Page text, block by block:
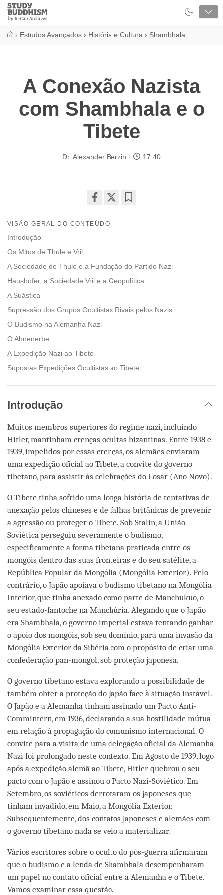
Close
Study
Buddhism
› Estudos Avançados › História e Cultura › Shambhala
A Conexão Nazista
com Shambhala e o
Tibete
Dr. Alexander Berzin 17:40
on
VISÃO GERAL DO CONTEÚDO
Introdução
Os Mitos de Thule e Vril
A Sociedade de Thule e a Fundação do Partido Nazi
Haushofer, a Sociedade Vril e a Geopolítica
A Suástica
Supressão dos Grupos Ocultistas Rivais pelos Nazis
O Budismo na Alemanha Nazi
O Ahnenerbe
A Expedição Nazi ao Tibete
Supostas Expedições Ocultistas ao Tibete
Introdução
Muitos membros superiores do regime nazi, incluindo
Hitler, mantinham crenças ocultas bizantinas. Entre 1938 e
1939, impelidos por essas crenças, os alemães enviaram
uma expedição oficial ao Tibete, a convite do governo
tibetano, para assistir às celebrações do Losar (Ano Novo).
O Tibete tinha sofrido uma longa história de tentativas de
anexação pelos chineses e de falhas britânicas de prevenir
a agressão ou proteger o Tibete. Sob Stalin, a União
Soviética perseguiu severamente o budismo,
especificamente a forma tibetana praticada entre os
mongóis dentro das suas fronteiras e do seu satélite, a
República Popular da Mongólia (Mongólia Exterior). Pelo
contrário, o Japão apoiava o budismo tibetano na Mongólia
Interior, que tinha anexado como parte de Manchukuo, o
seu estado-fantoche na Manchúria. Alegando que o Japão
era Shambhala, o governo imperial estava tentando ganhar
o apoio dos mongóis, sob seu domínio, para uma invasão da
Mongólia Exterior da Sibéria com o propósito de criar uma
confederação pan-mongol, sob proteção japonesa.
O governo tibetano estava explorando a possibilidade de
também obter a proteção do Japão face à situação instável.
O Japão e a Alemanha tinham assinado um Pacto Anti-
Commintern, em 1936, declarando a sua hostilidade mútua
em relação à propagação do comunismo internacional. O
convite para a visita de uma delegação oficial da Alemanha
Nazi foi prolongado neste contexto. Em Agosto de 1939, logo
após a expedição alemã ao Tibete, Hitler quebrou o seu
pacto com o Japão e assinou o Pacto Nazi-Soviético. Em
Setembro, os soviéticos derrotaram os japoneses que
tinham invadido, em Maio, a Mongólia Exterior.
Subsequentemente, dos contatos japoneses e alemães com
o governo tibetano nada se veio a materializar.
Vários escritores sobre o oculto do pós-guerra afirmaram
que o budismo e a lenda de Shambhala desempenharam
um papel no contato oficial entre a Alemanha e o Tibete.
Vamos examinar essa questão.